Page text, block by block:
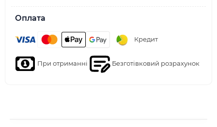
Оплата
Кредит
При отриманні Безготівковий розрахунок